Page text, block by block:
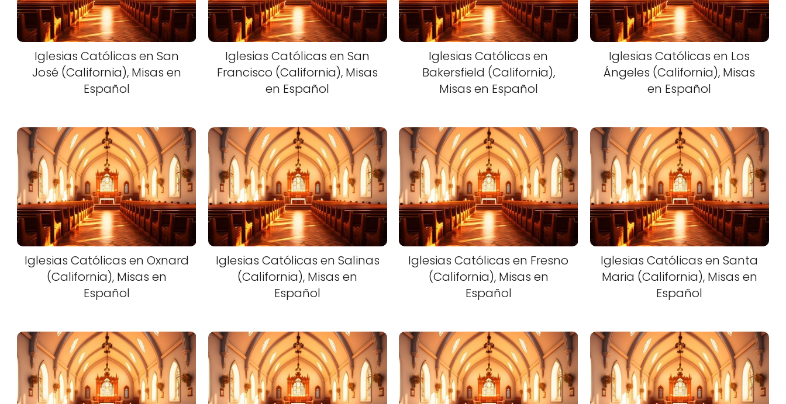
Iglesias Católicas en San
José (California), Misas en
Español
Iglesias Católicas en San
Francisco (California), Misas
en Español
Iglesias Católicas en
Bakersfield (California),
Misas en Español
Iglesias Católicas en Los
Ángeles (California), Misas
en Español
Iglesias Católicas en Oxnard
(California), Misas en
Español
Iglesias Católicas en Salinas
(California), Misas en
Español
Iglesias Católicas en Fresno
(California), Misas en
Español
Iglesias Católicas en Santa
Maria (California), Misas en
Español